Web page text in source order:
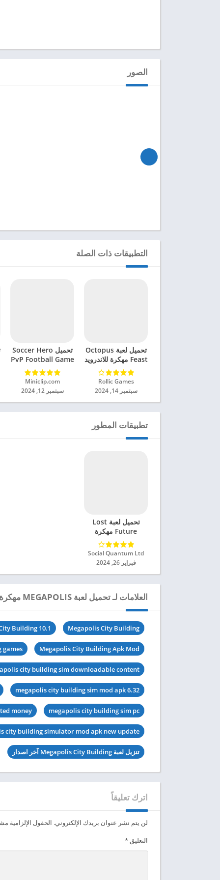
الصور
التطبيقات ذات الصلة
تحميل لعبة Octopus
Feast مهكرة للاندرويد
2024
Rollic Games‏
سبتمبر 14, 2024
تحميل Soccer Hero
PvP Football Game
مهكرة للاندرويد 2024
Miniclip.com‏
سبتمبر 12, 2024
تطبيقات المطور
تحميل لعبة Lost
Future مهكرة
للاندرويد 2024
Social Quantum Ltd‏
فبراير 26, 2024
العلامات لـ تحميل لعبة MEGAPOLIS مهكرة للاندرويد 2024
Megapolis City Building
Building 10.1
Megapolis City Building Apk Mod
games
city building sim downloadable content
megapolis city building sim mod apk 6.32
megapolis city building sim pc
money
city building simulator mod apk new update
تنزيل لعبة Megapolis City Building آخر اصدار
اترك تعليقاً
لن يتم نشر عنوان بريدك الإلكتروني. الحقول الإلزامية
التعليق*